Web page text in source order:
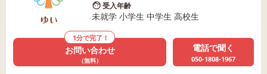
受入年齢
未就学 小学生 中学生 高校生
1分で完了！
お問い合わせ
（無料）
電話で聞く
050-1808-1967